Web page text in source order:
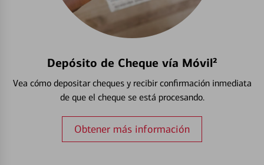
Depósito de Cheque vía Móvil²
Vea cómo depositar cheques y recibir confirmación inmediata
de que el cheque se está procesando.
Obtener más información